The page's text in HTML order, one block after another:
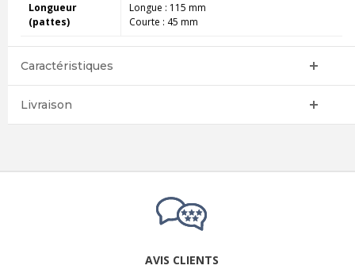
Longueur
(pattes)
Longue : 115 mm
Courte : 45 mm
Caractéristiques
Livraison
AVIS CLIENTS